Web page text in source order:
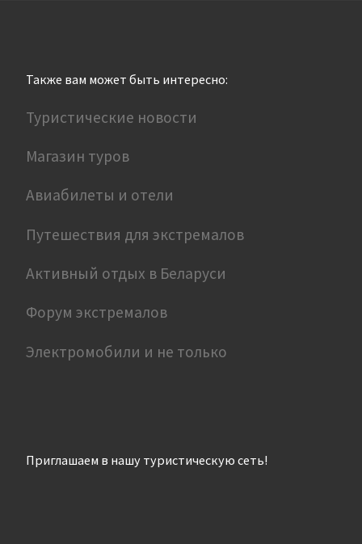
Также вам может быть интересно:
Туристические новости
Магазин туров
Авиабилеты и отели
Путешествия для экстремалов
Активный отдых в Беларуси
Форум экстремалов
Электромобили и не только
Приглашаем в нашу туристическую сеть!